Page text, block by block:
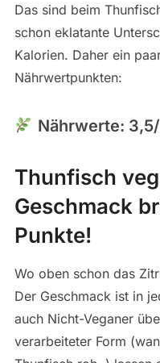
Das sind beim
schon eklatante
Kalorien. Daher ein
Nährwertpunkten:
Nährwerte:
Thunfisch
Geschmack
Punkte!
Wo oben schon das
Der Geschmack ist in
auch Nicht-Veganer
verarbeiteter Form